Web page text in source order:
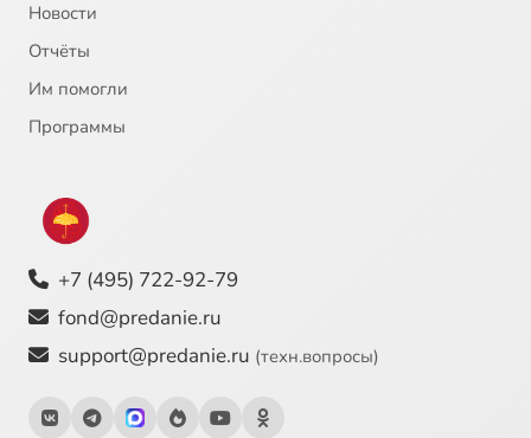
Новости
Отчёты
Им помогли
Программы
+7 (495) 722-92-79
fond@predanie.ru
support@predanie.ru (техн.вопросы)